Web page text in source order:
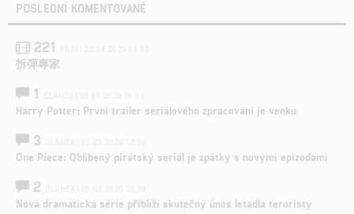
POSLEDNÍ KOMENTOVANÉ
221
拆彈專家
1
Harry Potter: První trailer seriálového zpracování je venku
3
One Piece: Oblíbený pirátský seriál je zpátky s novými epizodami
2
Nová dramatická série přiblíží skutečný únos letadla teroristy